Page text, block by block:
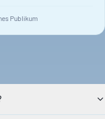
Publikum